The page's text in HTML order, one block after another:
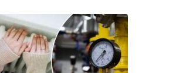
2026 року, на Теремках у Києві
…
соцмережах: